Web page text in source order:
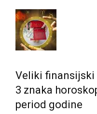
Veliki finansijski
3 znaka
period godine